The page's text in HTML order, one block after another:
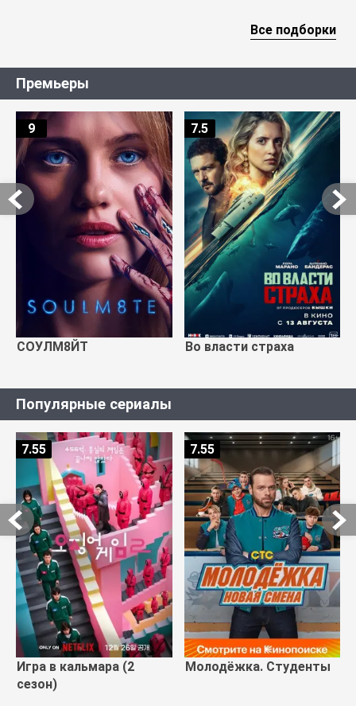
Все подборки
Премьеры
СОУЛМ8ЙТ
9
Во власти страха
7.5
Популярные сериалы
Игра в кальмара (2
сезон)
7.55
Молодёжка. Студенты
7.55